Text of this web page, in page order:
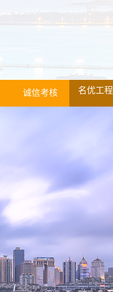
诚信考核 名优工程